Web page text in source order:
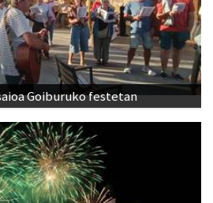
Goiburuko festetan